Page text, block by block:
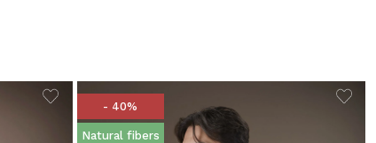
- 40%
Natural fibers